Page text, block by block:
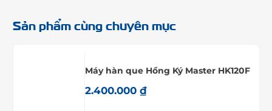
Sản phẩm cùng chuyên mục
Máy hàn que Hồng Ký Master HK120F
2.400.000 ₫